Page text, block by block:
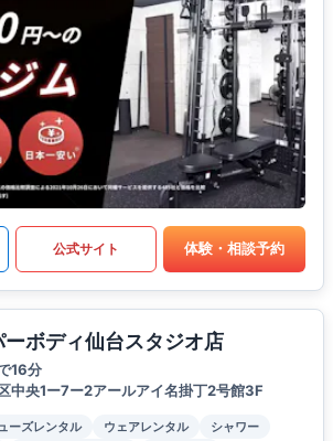
公式サイト 体験・相談予約
ボディ仙台スタジオ店
16分
中央1ー7ー2アールアイ名掛丁2号館3F
ーズレンタル ウェアレンタル
シャワー